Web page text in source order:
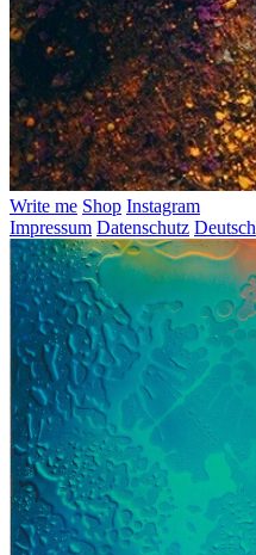
Write me Shop Instagram
Impressum Datenschutz Deutsch